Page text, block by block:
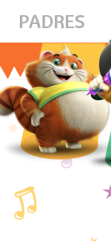
PADRES